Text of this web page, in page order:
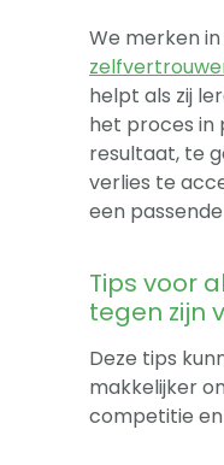
We merken
helpt als zij
het proces in
resultaat, te
verlies te
een
Tips voor
tegen zijn
Deze tips
makkelijker
competitie en